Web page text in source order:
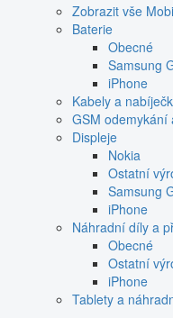
Zobrazit vše
Baterie
Obecné
Samsung
iPhone
Kabely a
GSM odemykání
Displeje
Nokia
Ostatní
Samsung
iPhone
Náhradní díly a
Obecné
Ostatní
iPhone
Tablety a